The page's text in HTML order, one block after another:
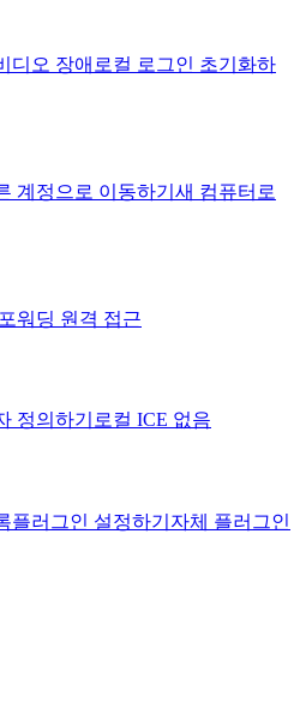
디오 장애 로컬 로그인 초기화하
계정으로 이동하기 새 컴퓨터로
워딩 원격 접근
정의하기 로컬 ICE 없음
플러그인 설정하기 자체 플러그인